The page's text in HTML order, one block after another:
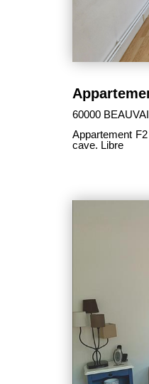
60000
Appartement
cave. Libre